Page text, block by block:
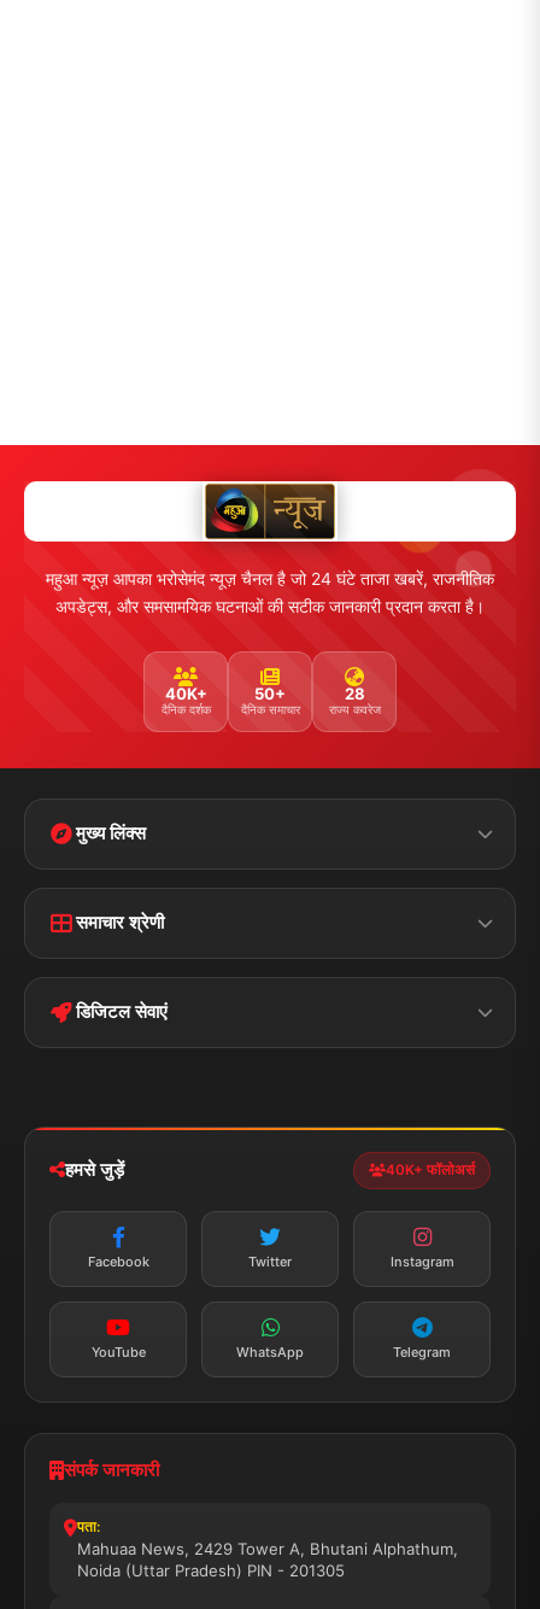
महुआ न्यूज़ आपका भरोसेमंद न्यूज़ चैनल है जो 24 घंटे ताजा खबरें, राजनीतिक
अपडेट्स, और समसामयिक घटनाओं की सटीक जानकारी प्रदान करता है।
40K+
दैनिक दर्शक
50+
दैनिक समाचार
28
राज्य कवरेज
मुख्य लिंक्स
Home Contact Us
Terms &
Conditions
Privacy Policy
समाचार श्रेणी
बिहार क्राइम
पॉलिटिकल झारखण्ड
डिजिटल सेवाएं
न्यूज़ अलर्ट
तत्काल अपडेट
सब्सक्राइब करें
हमसे जुड़ें 40K+ फॉलोअर्स
Facebook Twitter Instagram
YouTube WhatsApp Telegram
संपर्क जानकारी
पता:
Mahuaa News, 2429 Tower A, Bhutani Alphathum,
Noida (Uttar Pradesh) PIN - 201305